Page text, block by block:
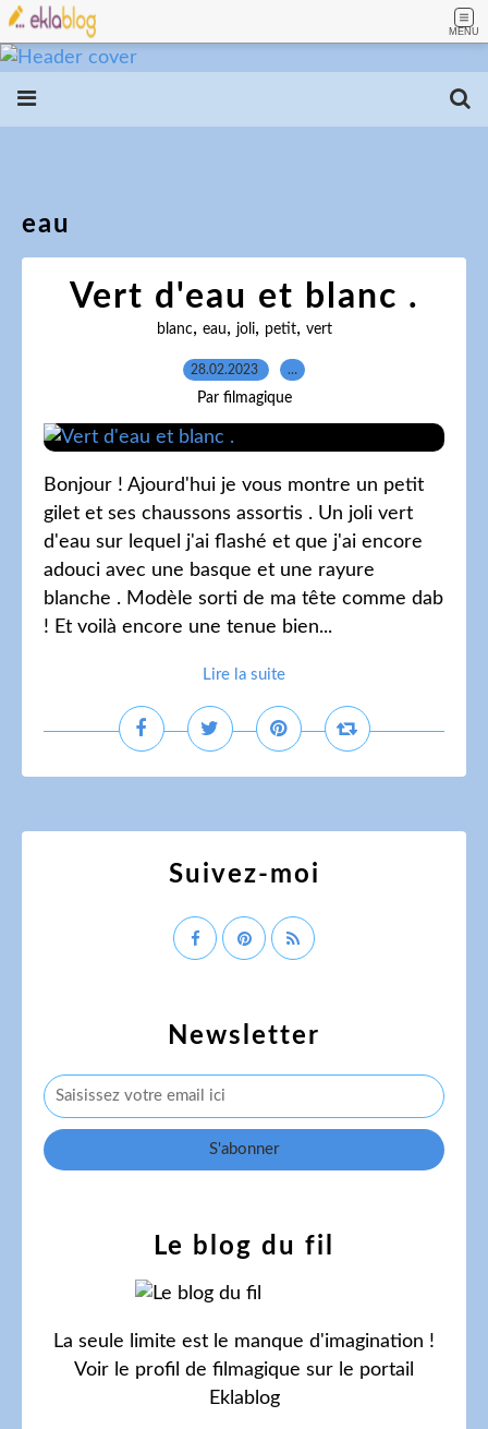
MENU
eau
Vert d'eau et blanc .
blanc, eau, joli, petit, vert
28.02.2023 …
Par filmagique
Bonjour ! Ajourd'hui je vous montre un petit
gilet et ses chaussons assortis . Un joli vert
d'eau sur lequel j'ai flashé et que j'ai encore
adouci avec une basque et une rayure
blanche . Modèle sorti de ma tête comme dab
! Et voilà encore une tenue bien...
Lire la suite
Newsletter
Le blog du fil
La seule limite est le manque d'imagination !
Voir le profil de filmagique sur le portail
Eklablog
Suivez-moi